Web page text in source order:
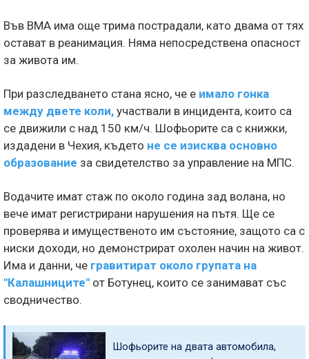
Във ВМА има още трима пострадали, като двама от тях
остават в реанимация. Няма непосредствена опасност
за живота им.
При разследването стана ясно, че е имало гонка
между двете коли, участвали в инцидента, които са
се движили с над 150 км/ч. Шофьорите са с книжки,
издадени в Чехия, където не се изисква основно
образование за свидетелство за управление на МПС.
Водачите имат стаж по около година зад волана, но
вече имат регистрирани нарушения на пътя. Ще се
проверява и имущественото им състояние, защото са с
ниски доходи, но демонстрират охолен начин на живот.
Има и данни, че гравитират около групата на
"Калашниците" от Ботунец, които се занимават със
сводничество.
Шофьорите на двата автомобила,